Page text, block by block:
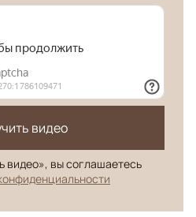
видео
видео», вы соглашаетесь